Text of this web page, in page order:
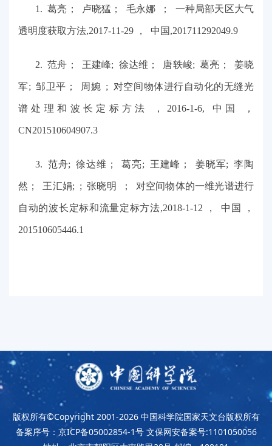
1. 葛亮； 卢晓猛； 毛永娜 ； 一种局部天区大气
透明度获取方法,2017-11-29 ， 中国,201711292049.9
2. 范舟； 王建峰; 徐达维； 唐轶峻; 葛亮； 姜晓
军; 邹卫平； 周婉 ; 对空间物体进行自动化的无缝光
谱处理和波长定标方法 ，2016-1-6, 中国 ，
CN201510604907.3
3. 范舟; 徐达维； 葛亮; 王建峰； 姜晓军; 李陶
然； 王汇娟; ; 张晓明 ； 对空间物体的一维光谱进行
自动的波长定标和流量定标方法,2018-1-12 ， 中国 ，
201510605446.1
版权所有©Copyright 2001-2026 中国科学院国家天文台版权所有
备案序号：京ICP备05002854-1号 文保网安备案号:1101050056